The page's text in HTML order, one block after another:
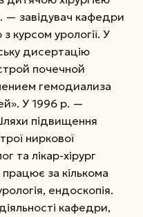
— завідувач кафедри
з курсом урології. У
дисертацію
почечной
гемодиализа
У 1996 р. —
підвищення
ниркової
та лікар-хірург
за кількома
ендоскопія.
кафедри,